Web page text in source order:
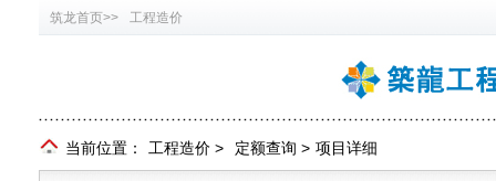
筑龙首页>> 工程造价
当前位置： 工程造价 > 定额查询 > 项目详细